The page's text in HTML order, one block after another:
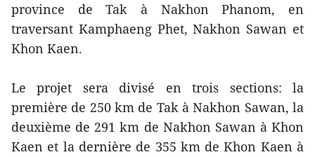
province de Tak à Nakhon Phanom, en
traversant Kamphaeng Phet, Nakhon Sawan et
Khon Kaen.
Le projet sera divisé en trois sections: la
première de 250 km de Tak à Nakhon Sawan, la
deuxième de 291 km de Nakhon Sawan à Khon
Kaen et la dernière de 355 km de Khon Kaen à